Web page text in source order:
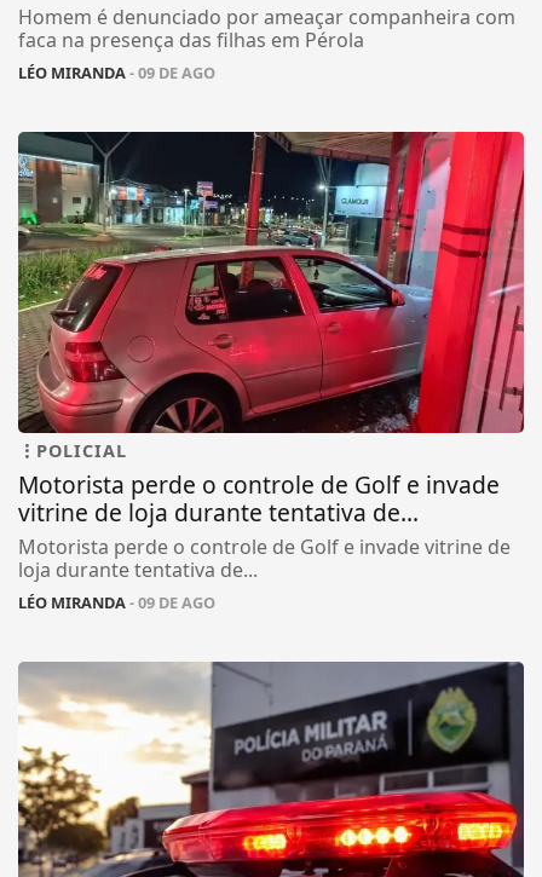
Homem é denunciado por ameaçar companheira com
faca na presença das filhas em Pérola
LÉO MIRANDA- 09 DE AGO
POLICIAL
Motorista perde o controle de Golf e invade
vitrine de loja durante tentativa de...
Motorista perde o controle de Golf e invade vitrine de
loja durante tentativa de...
LÉO MIRANDA- 09 DE AGO